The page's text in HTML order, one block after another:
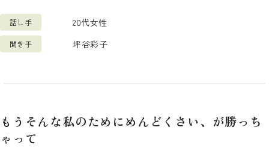
話し手 20代女性
聞き手 坪谷彩子
もうそんな私のためにめんどくさい、が勝っち
ゃって